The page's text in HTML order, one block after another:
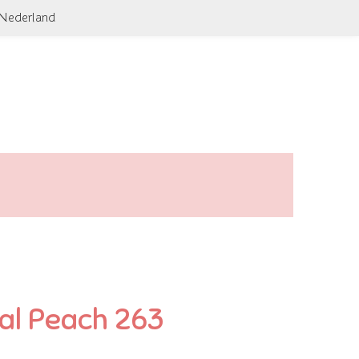
Peach 263